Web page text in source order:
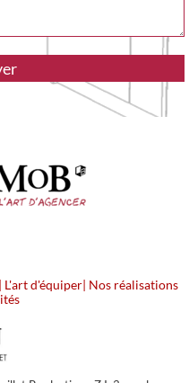
| L'art d'équiper| Nos réalisations